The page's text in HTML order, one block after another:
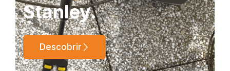
Stanley.
Descobrir